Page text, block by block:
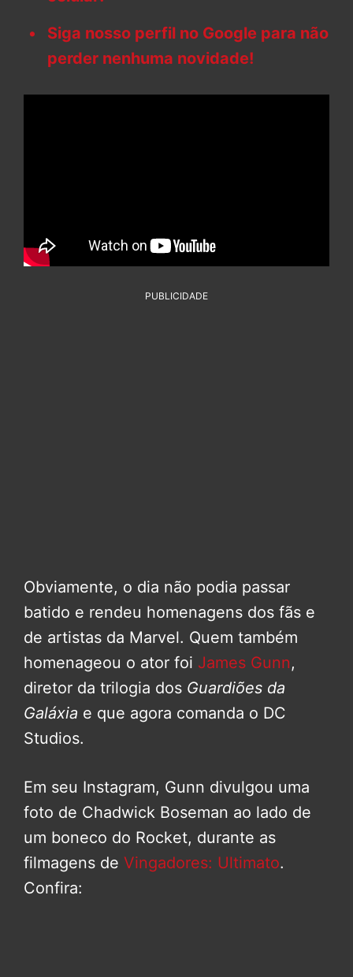
Siga nosso perfil no Google para não
perder nenhuma novidade!
PUBLICIDADE
Obviamente, o dia não podia passar
batido e rendeu homenagens dos fãs e
de artistas da Marvel. Quem também
homenageou o ator foi James Gunn,
diretor da trilogia dos Guardiões da
Galáxia e que agora comanda o DC
Studios.
Em seu Instagram, Gunn divulgou uma
foto de Chadwick Boseman ao lado de
um boneco do Rocket, durante as
filmagens de Vingadores: Ultimato.
Confira: